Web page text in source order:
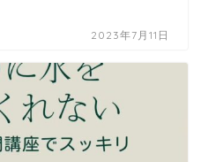
2023年7月11日